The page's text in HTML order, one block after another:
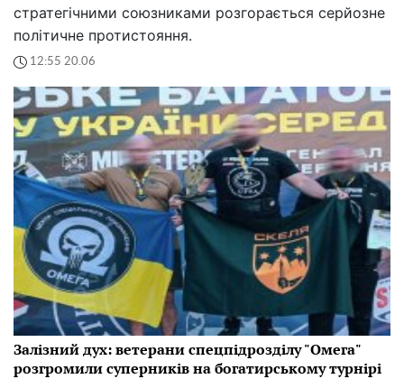
стратегічними союзниками розгорається серйозне
політичне протистояння.
12:55 20.06
Залізний дух: ветерани спецпідрозділу "Омега"
розгромили суперників на богатирському турнірі